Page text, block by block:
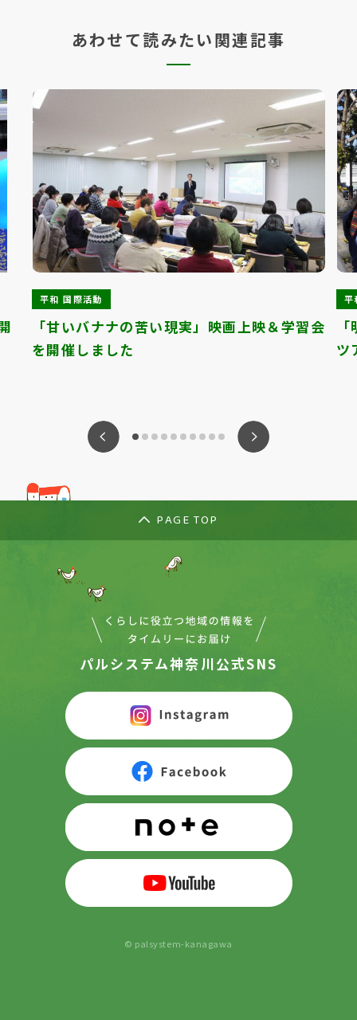
あわせて読みたい関連記事
平和 国際活動
「甘いバナナの苦い現実」映画上映＆学習会
を開催しました
平
ツ
PAGE TOP
パルシステム神奈川公式SNS
© palsystem-kanagawa